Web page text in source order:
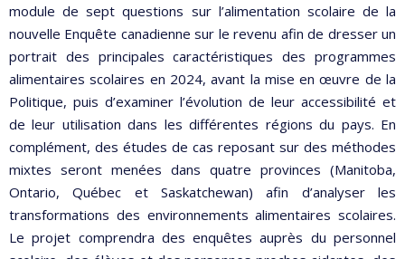
module de sept questions sur l’alimentation scolaire de la
nouvelle Enquête canadienne sur le revenu afin de dresser un
portrait des principales caractéristiques des programmes
alimentaires scolaires en 2024, avant la mise en œuvre de la
Politique, puis d’examiner l’évolution de leur accessibilité et
de leur utilisation dans les différentes régions du pays. En
complément, des études de cas reposant sur des méthodes
mixtes seront menées dans quatre provinces (Manitoba,
Ontario, Québec et Saskatchewan) afin d’analyser les
transformations des environnements alimentaires scolaires.
Le projet comprendra des enquêtes auprès du personnel